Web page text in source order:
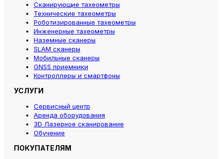
Сканирующие тахеометры
Технические тахеометры
Роботизированные тахеометры
Инженерные тахеометры
Наземные сканеры
SLAM сканеры
Мобильные сканеры
GNSS приемники
Контроллеры и смартфоны
УСЛУГИ
Сервисный центр
Аренда оборудования
3D Лазерное сканирование
Обучение
ПОКУПАТЕЛЯМ